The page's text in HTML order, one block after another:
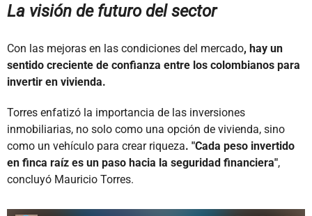
La visión de futuro del sector
Con las mejoras en las condiciones del mercado, hay un
sentido creciente de confianza entre los colombianos para
invertir en vivienda.
Torres enfatizó la importancia de las inversiones
inmobiliarias, no solo como una opción de vivienda, sino
como un vehículo para crear riqueza. "Cada peso invertido
en finca raíz es un paso hacia la seguridad financiera",
concluyó Mauricio Torres.